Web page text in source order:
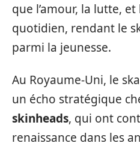
que l’amour, la lutte,
quotidien, rendant le
parmi la jeunesse.
Au Royaume-Uni, le
un écho stratégique
skinheads, qui ont
renaissance dans les